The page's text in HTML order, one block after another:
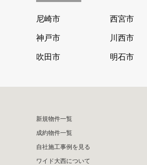
尼崎市 西宮市
神戸市 川西市
吹田市 明石市
新規物件一覧
成約物件一覧
自社施工事例を見る
ワイド大西について